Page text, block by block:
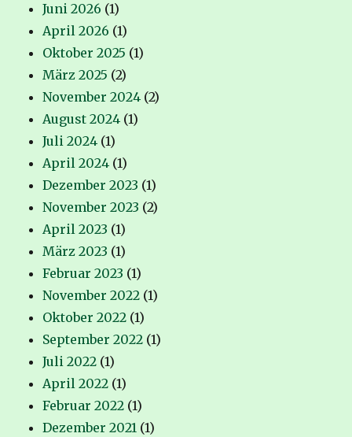
Juni 2026 (1)
April 2026 (1)
Oktober 2025 (1)
März 2025 (2)
November 2024 (2)
August 2024 (1)
Juli 2024 (1)
April 2024 (1)
Dezember 2023 (1)
November 2023 (2)
April 2023 (1)
März 2023 (1)
Februar 2023 (1)
November 2022 (1)
Oktober 2022 (1)
September 2022 (1)
Juli 2022 (1)
April 2022 (1)
Februar 2022 (1)
Dezember 2021 (1)